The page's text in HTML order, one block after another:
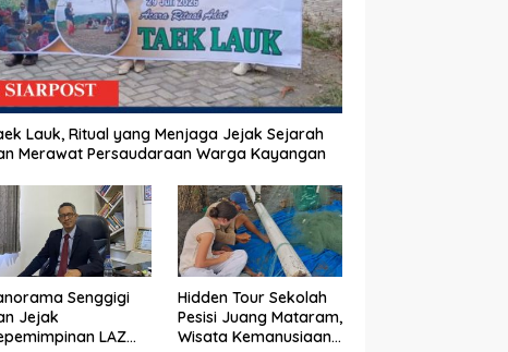
Lauk, Ritual yang Menjaga Jejak Sejarah
Merawat Persaudaraan Warga Kayangan
Senggigi
Jejak
LAZ
Hidden Tour Sekolah
Pesisi Juang Mataram,
Wisata Kemanusiaan